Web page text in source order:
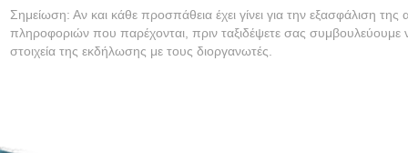
Σημείωση: Αν και κάθε προσπάθεια έχει γίνει για την εξασφάλιση της
πληροφοριών που παρέχονται, πριν ταξιδέψετε σας συμβουλεύουμε
στοιχεία της εκδήλωσης με τους διοργανωτές.